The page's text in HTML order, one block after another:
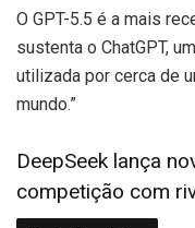
O GPT-5.5 é a mais
sustenta o ChatGPT,
utilizada por cerca de
mundo.”
DeepSeek lança
competição com